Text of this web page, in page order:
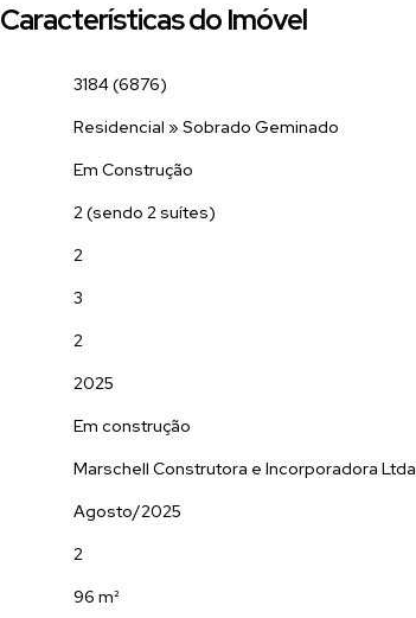
Características do Imóvel
3184(6876)
Residencial » Sobrado Geminado
Em Construção
2 (sendo 2 suítes)
2
3
2
2025
Em construção
Marschell Construtora e Incorporadora Ltda
Agosto/2025
2
96 m²